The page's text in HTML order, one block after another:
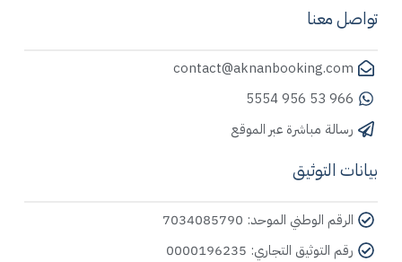
تواصل معنا
contact@aknanbooking.com
966 53 956 5554
رسالة مباشرة عبر الموقع
بيانات التوثيق
الرقم الوطني الموحد: 7034085790
رقم التوثيق التجاري: 0000196235